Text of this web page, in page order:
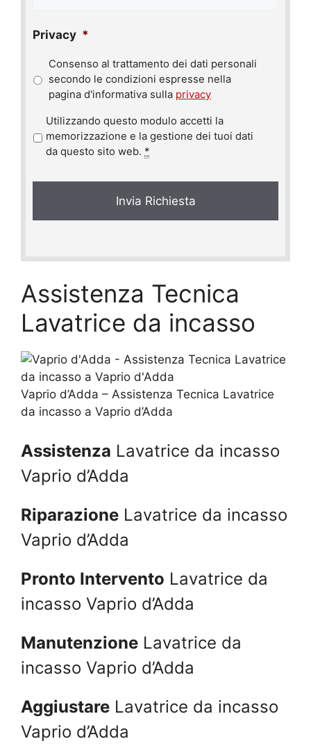
Privacy *
Consenso al trattamento dei dati personali
secondo le condizioni espresse nella
pagina d'informativa sulla privacy
r
a
Utilizzando questo modulo accetti la
memorizzazione e la gestione dei tuoi dati
da questo sito web. *
Assistenza Tecnica
Lavatrice da incasso
Vaprio d’Adda – Assistenza Tecnica Lavatrice
da incasso a Vaprio d’Adda
Assistenza Lavatrice da incasso
Vaprio d’Adda
Riparazione Lavatrice da incasso
Vaprio d’Adda
Pronto Intervento Lavatrice da
incasso Vaprio d’Adda
Manutenzione Lavatrice da
incasso Vaprio d’Adda
Aggiustare Lavatrice da incasso
Vaprio d’Adda